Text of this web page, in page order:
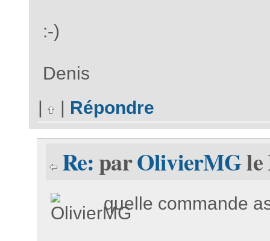
:-)
Denis
Répondre
Re:parOlivierMGle
quelle commande